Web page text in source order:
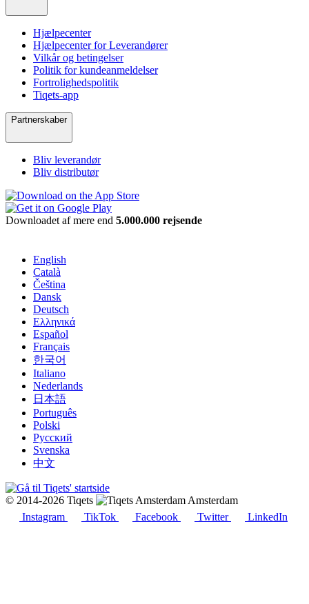
Hjælpecenter
Hjælpecenter for Leverandører
Vilkår og betingelser
Politik for kundeanmeldelser
Fortrolighedspolitik
Tiqets-app
Partnerskaber
Bliv leverandør
Bliv distributør
Downloadet af mere end 5.000.000 rejsende
English
Català
Čeština
Dansk
Deutsch
Ελληνικά
Español
Français
한국어
Italiano
Nederlands
日本語
Português
Polski
Русский
Svenska
中文
© 2014-2026 Tiqets
Amsterdam
Instagram
TikTok Facebook Twitter LinkedIn